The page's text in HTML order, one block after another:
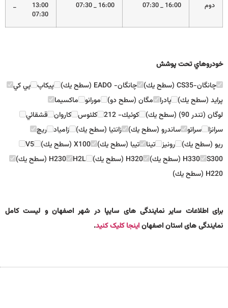
دوم 16:00 _ 07:30
16:00 _ 07:30
13:00 _
07:30
خودروهاي تحت پوشش
چانگان-CS35 (سطح يك)
چانگان- EADO (سطح يك) پيكاپ پي كي
پرايد (سطح يك) پادرا مگان (سطح دو) مورانو ماكسيما
لوگان (تندر 90) (سطح يك)
كوئيك- 212 كلئوس كاروان قشقائي
سرانزا سراتو ساندرو (سطح يك) زانتيا (سطح يك) زامياد
ريچ
ريو (سطح يك) رونيز تينا تيبا (سطح يك) X100 (سطح يك)
V5
S300 H330 (سطح يك) H320 (سطح يك) H2L H230 (سطح يك)
H220 (سطح يك)
برای اطلاعات سایر نمایندگی های سایپا در شهر اصفهان و لیست کامل
نمایندگی های استان اصفهاناینجا کلیک کنید.